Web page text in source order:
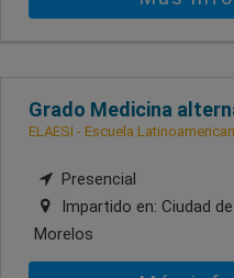
Grado Medicina
ELAESI - Escuela
Presencial
Impartido en: Ciudad
Morelos